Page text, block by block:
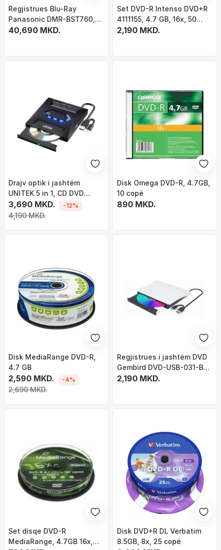
Regjistrues Blu-Ray
Panasonic DMR-BST760,
3D, 4K Ultra HD, i zi
40,690 MKD.
Set DVD-R Intenso DVD+R
4111155, 4.7 GB, 16x, 50
copë
2,190 MKD.
Drajv optik i jashtëm
UNITEK 5 in 1, CD DVD
burner, USB 3.0, i zi
3,690 MKD.
4,190 MKD.
-12%
Disk Omega DVD-R, 4.7GB,
10 copë
890 MKD.
Disk MediaRange DVD-R,
4.7 GB
2,590 MKD.
2,690 MKD.
-4%
Regjistrues i jashtëm DVD
Gembird DVD-USB-031-BW,
USB 3.1 Gen 1, USB Type C, i
2,190 MKD.
Set disqe DVD-R
MediaRange, 4.7GB 16x,
Disk DVD+R DL Verbatim
8.5GB, 8x, 25 copë